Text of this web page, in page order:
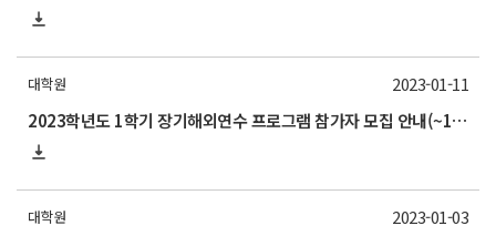
대학원
2023학년도 1학기 장기해외연수 프로그램 참가자 모집 안내(~1/20)
2023-01-11
대학원 2023-01-03